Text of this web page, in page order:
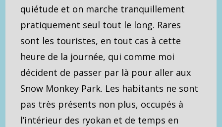
quiétude et on marche tranquillement
pratiquement seul tout le long. Rares
sont les touristes, en tout cas à cette
heure de la journée, qui comme moi
décident de passer par là pour aller aux
Snow Monkey Park. Les habitants ne sont
pas très présents non plus, occupés à
l’intérieur des ryokan et de temps en